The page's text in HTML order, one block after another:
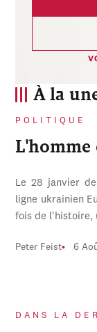
À la
POLITIQUE
L'homme
Le 28 janvier
ligne ukrainien
fois de l'histoire,
Peter Feist 6
DANS LA